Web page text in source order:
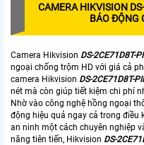
CAMERA HIKVISION
BÁO ĐỘNG
Camera Hikvision DS-2CE71D8T-
ngoại chống trộm HD với giá cả
camera Hikvision DS-2CE71D8T-
nét mà còn giúp tiết kiệm chi phí
Nhờ vào công nghệ hồng ngoại
động hiệu quả ngay cả trong điều
an ninh một cách chuyên nghiệp
năng tiên tiến, Hikvision DS-